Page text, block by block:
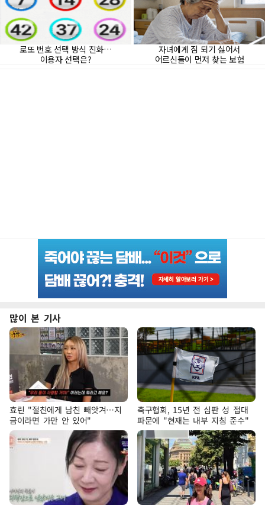
많이 본 기사
효린 "절친에게 남친 빼앗겨…지
금이라면 가만 안 있어"
축구협회, 15년 전 심판 성 접대
파문에 "현재는 내부 지침 준수"